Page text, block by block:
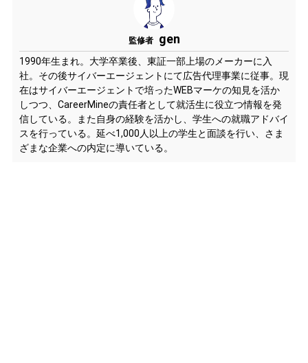
監修者 gen
1990年生まれ。大学卒業後、東証一部上場のメーカーに入
社。その後サイバーエージェントにて広告代理事業に従事。現
在はサイバーエージェントで培ったWEBマーケの知見を活か
しつつ、CareerMineの責任者として就活生に役立つ情報を発
信している。また自身の経験を活かし、学生への就職アドバイ
スを行っている。延べ1,000人以上の学生と面談を行い、さま
ざまな企業への内定に導いている。